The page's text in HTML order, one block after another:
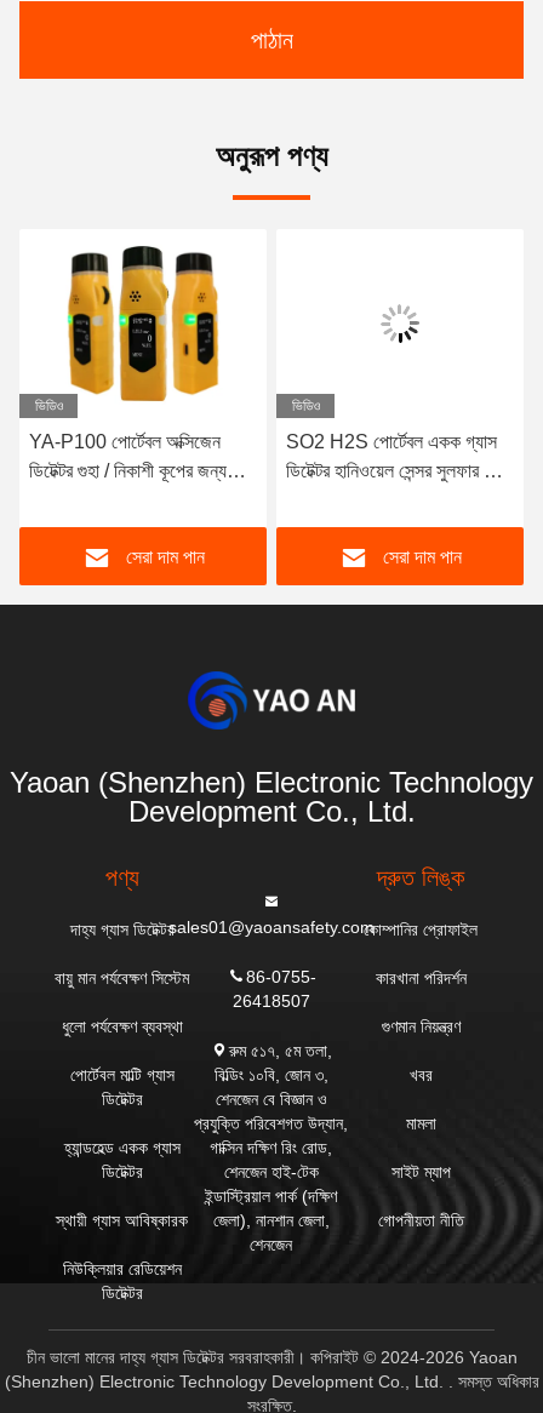
পাঠান
অনুরূপ পণ্য
ভিডিও
YA-P100 পোর্টেবল অক্সিজেন
ডিটেক্টর গুহা / নিকাশী কূপের জন্য
সেরা দাম পান
ভিডিও
SO2 H2S পোর্টেবল একক গ্যাস
ডিটেক্টর হানিওয়েল সেন্সর সুলফার ডাই
সেরা দাম পান
Yaoan (Shenzhen) Electronic Technology
Development Co., Ltd.
পণ্য
দাহ্য গ্যাস ডিটেক্টর
বায়ু মান পর্যবেক্ষণ সিস্টেম
ধুলো পর্যবেক্ষণ ব্যবস্থা
পোর্টেবল মাল্টি গ্যাস
ডিটেক্টর
হ্যান্ডহেল্ড একক গ্যাস
ডিটেক্টর
স্থায়ী গ্যাস আবিষ্কারক
নিউক্লিয়ার রেডিয়েশন
ডিটেক্টর
sales01@yaoansafety.com
86-0755-
26418507
রুম ৫১৭, ৫ম তলা,
বিল্ডিং ১০বি, জোন ৩,
শেনজেন বে বিজ্ঞান ও
প্রযুক্তি পরিবেশগত উদ্যান,
গাক্সিন দক্ষিণ রিং রোড,
শেনজেন হাই-টেক
ইন্ডাস্ট্রিয়াল পার্ক (দক্ষিণ
জেলা), নানশান জেলা,
শেনজেন
দ্রুত লিঙ্ক
কোম্পানির প্রোফাইল
কারখানা পরিদর্শন
গুণমান নিয়ন্ত্রণ
খবর
মামলা
সাইট ম্যাপ
গোপনীয়তা নীতি
চীন ভালো মানের দাহ্য গ্যাস ডিটেক্টর সরবরাহকারী। কপিরাইট © 2024-2026 Yaoan
(Shenzhen) Electronic Technology Development Co., Ltd. . সমস্ত অধিকার
সংরক্ষিত.